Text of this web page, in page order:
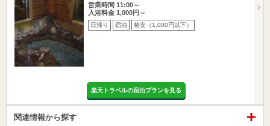
営業時間 11:00～
入浴料金 1,000円～
日帰り 宿泊 格安（1,000円以下）
楽天トラベルの宿泊プランを見る
関連情報から探す